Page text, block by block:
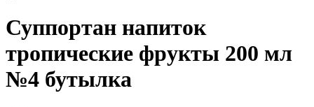
Суппортан напиток
тропические фрукты 200 мл
№4 бутылка